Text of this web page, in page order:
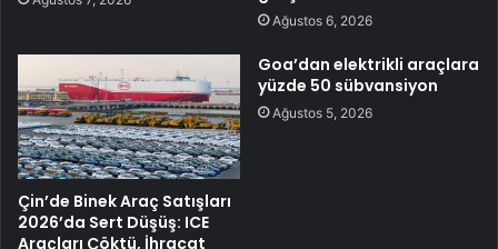
Ağustos 6, 2026
Çin’de Binek Araç Satışları
2026’da Sert Düşüş: ICE
Araçları Çöktü, İhracat
Goa’dan elektrikli araçlara
yüzde 50 sübvansiyon
Ağustos 5, 2026